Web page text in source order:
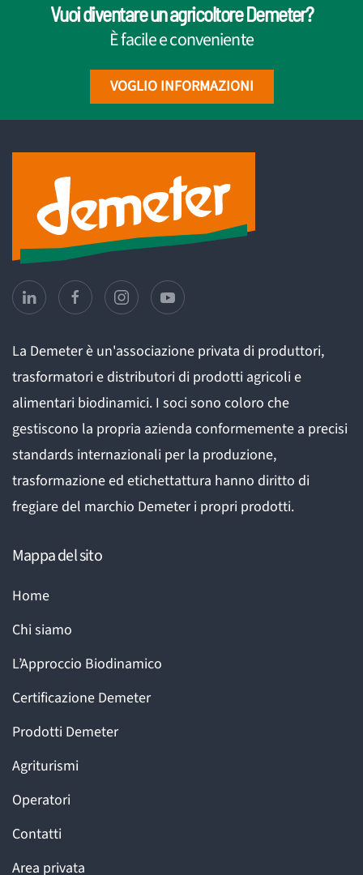
Vuoi diventare un agricoltore Demeter?
È facile e conveniente
VOGLIO INFORMAZIONI
La Demeter è un'associazione privata di produttori,
trasformatori e distributori di prodotti agricoli e
alimentari biodinamici. I soci sono coloro che
gestiscono la propria azienda conformemente a precisi
standards internazionali per la produzione,
trasformazione ed etichettattura hanno diritto di
fregiare del marchio Demeter i propri prodotti.
Mappa del sito
Home
Chi siamo
L’Approccio Biodinamico
Certificazione Demeter
Prodotti Demeter
Agriturismi
Operatori
Contatti
Area privata